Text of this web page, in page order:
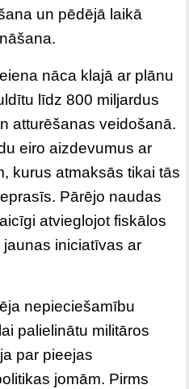
un pēdējā laikā
nāca klajā ar plānu
līdz 800 miljardus
atturēšanas veidošanā.
eiro aizdevumus ar
kurus atmaksās tikai tās
Pārējo naudas
atvieglojot fiskālos
iniciatīvas ar
nepieciešamību
palielinātu militāros
par pieejas
jomām. Pirms